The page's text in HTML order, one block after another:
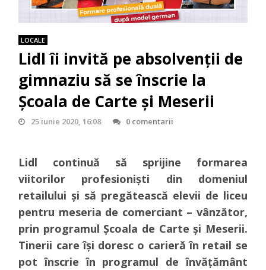
LOCALE
Lidl îi invită pe absolvenții de
gimnaziu să se înscrie la
Școala de Carte și Meserii
25 iunie 2020, 16:08 0 comentarii
Lidl continuă să sprijine formarea
viitorilor profesioniști din domeniul
retailului și să pregătească elevii de liceu
pentru meseria de comerciant – vânzător,
prin programul Școala de Carte și Meserii.
Tinerii care își doresc o carieră în retail se
pot înscrie în programul de învățământ